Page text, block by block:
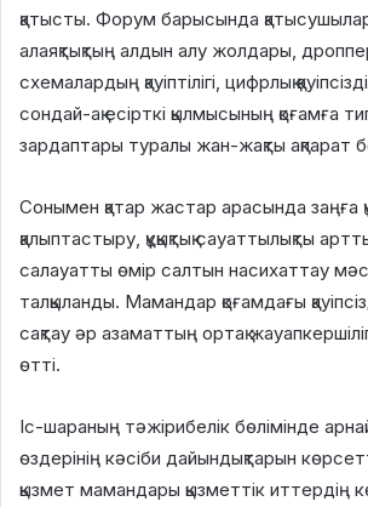
қатысты. Форум барысында
алаяқтықтың алдын алу жолдары,
схемалардың қауіптілігі, цифрлық
сондай-ақ есірткі қылмысының қоғамға
зардаптары туралы жан-жақты ақпарат
Сонымен қатар жастар арасында заңға
қалыптастыру, құқықтық сауаттылықты
салауатты өмір салтын насихаттау
талқыланды. Мамандар қоғамдағы
сақтау әр азаматтың ортақ
өтті.
Іс-шараның тәжірибелік бөлімінде
өздерінің кәсіби дайындықтарын
қызмет мамандары қызметтік иттердің